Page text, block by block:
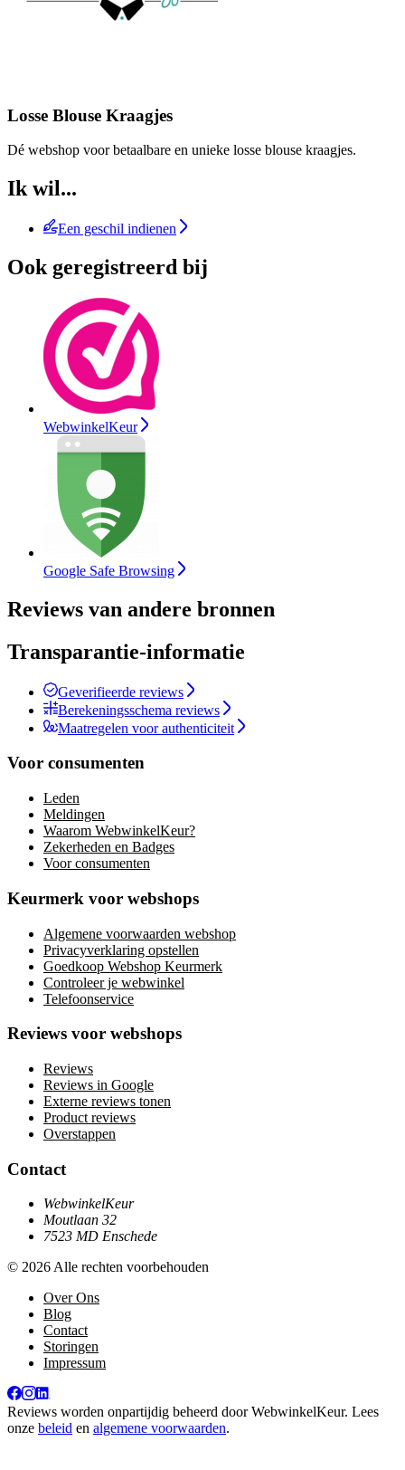
Losse Blouse Kraagjes
Dé webshop voor betaalbare en unieke losse blouse kraagjes.
Ik wil...
Een geschil indienen
Ook geregistreerd bij
WebwinkelKeur
Google Safe Browsing
Reviews van andere bronnen
Transparantie-informatie
Geverifieerde reviews
Berekeningsschema reviews
Maatregelen voor authenticiteit
Voor consumenten
Leden
Meldingen
Waarom WebwinkelKeur?
Zekerheden en Badges
Voor consumenten
Keurmerk voor webshops
Algemene voorwaarden webshop
Privacyverklaring opstellen
Goedkoop Webshop Keurmerk
Controleer je webwinkel
Telefoonservice
Reviews voor webshops
Reviews
Reviews in Google
Externe reviews tonen
Product reviews
Overstappen
Contact
WebwinkelKeur
Moutlaan 32
7523 MD Enschede
© 2026 Alle rechten voorbehouden
Over Ons
Blog
Contact
Storingen
Impressum
Reviews worden onpartijdig beheerd doorWebwinkelKeur. Lees
onze beleid en algemene voorwaarden.